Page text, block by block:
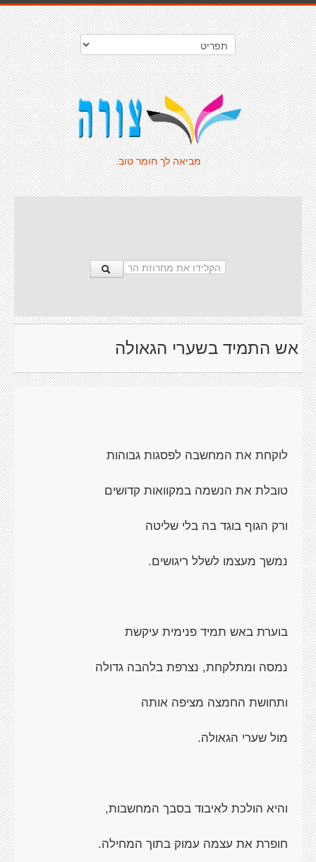
מביאה לך חומר טוב.
אש התמיד בשערי הגאולה
לוקחת את המחשבה לפסגות גבוהות
טובלת את הנשמה במקוואות קדושים
ורק הגוף בוגד בה בלי שליטה
נמשך מעצמו לשלל ריגושים.
בוערת באש תמיד פנימית עיקשת
נמסה ומתלקחת, נצרפת בלהבה גדולה
ותחושת החמצה מציפה אותה
מול שערי הגאולה.
והיא הולכת לאיבוד בסבך המחשבות,
חופרת את עצמה עמוק בתוך המחילה.